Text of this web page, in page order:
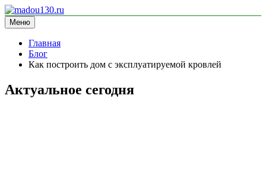
Перейти
к
содержимому
madou130.ru
информационный сайт
Меню
Главная
Блог
Как построить дом с эксплуатируемой кровлей
Актуальное сегодня